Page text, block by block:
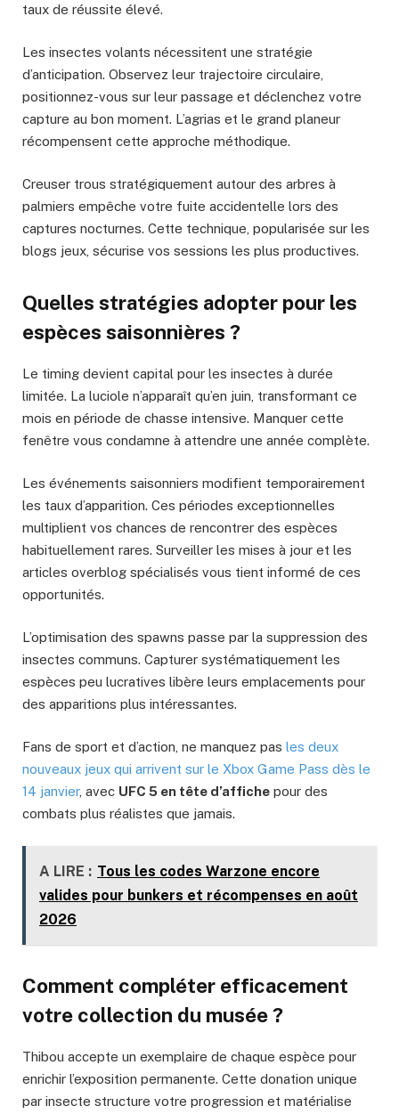
taux de réussite élevé.
Les insectes volants nécessitent une stratégie
d’anticipation. Observez leur trajectoire circulaire,
positionnez-vous sur leur passage et déclenchez votre
capture au bon moment. L’agrias et le grand planeur
récompensent cette approche méthodique.
Creuser trous stratégiquement autour des arbres à
palmiers empêche votre fuite accidentelle lors des
captures nocturnes. Cette technique, popularisée sur les
blogs jeux, sécurise vos sessions les plus productives.
Quelles stratégies adopter pour les
espèces saisonnières ?
Le timing devient capital pour les insectes à durée
limitée. La luciole n’apparaît qu’en juin, transformant ce
mois en période de chasse intensive. Manquer cette
fenêtre vous condamne à attendre une année complète.
Les événements saisonniers modifient temporairement
les taux d’apparition. Ces périodes exceptionnelles
multiplient vos chances de rencontrer des espèces
habituellement rares. Surveiller les mises à jour et les
articles overblog spécialisés vous tient informé de ces
opportunités.
L’optimisation des spawns passe par la suppression des
insectes communs. Capturer systématiquement les
espèces peu lucratives libère leurs emplacements pour
des apparitions plus intéressantes.
Fans de sport et d’action, ne manquez pas les deux
nouveaux jeux qui arrivent sur le Xbox Game Pass dès le
14 janvier, avec UFC 5 en tête d’affiche pour des
combats plus réalistes que jamais.
A LIRE : Tous les codes Warzone encore
valides pour bunkers et récompenses en août
2026
Comment compléter efficacement
votre collection du musée ?
Thibou accepte un exemplaire de chaque espèce pour
enrichir l’exposition permanente. Cette donation unique
par insecte structure votre progression et matérialise